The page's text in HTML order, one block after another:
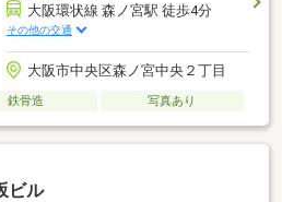
大阪環状線 森ノ宮駅 徒歩4分
その他の交通
大阪市中央区森ノ宮中央２丁目
鉄骨造 写真あり
ビル